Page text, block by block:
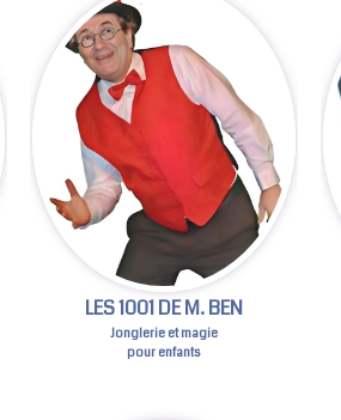
LES 1001 DE M. BEN
Jonglerie et magie
pour enfants